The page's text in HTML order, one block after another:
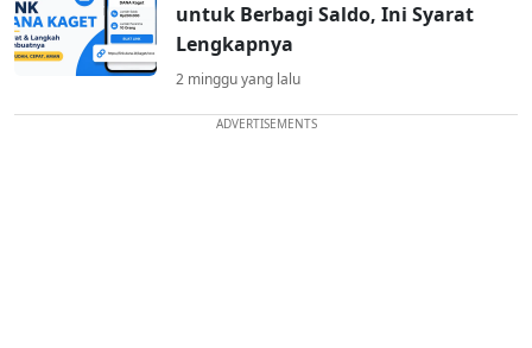
untuk Berbagi Saldo, Ini Syarat
Lengkapnya
2 minggu yang lalu
ADVERTISEMENTS